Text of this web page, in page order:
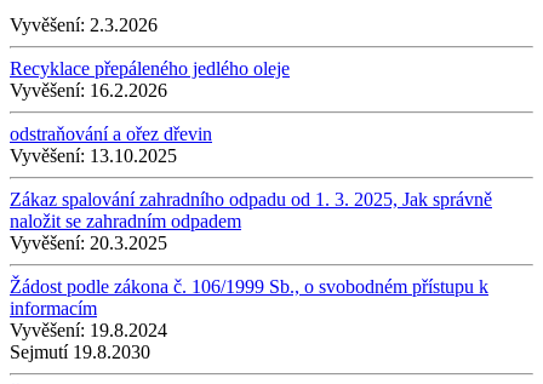
Vyvěšení: 2.3.2026
Recyklace přepáleného jedlého oleje
Vyvěšení: 16.2.2026
odstraňování a ořez dřevin
Vyvěšení: 13.10.2025
Zákaz spalování zahradního odpadu od 1. 3. 2025, Jak správně
naložit se zahradním odpadem
Vyvěšení: 20.3.2025
Žádost podle zákona č. 106/1999 Sb., o svobodném přístupu k
informacím
Vyvěšení: 19.8.2024
Sejmutí19.8.2030